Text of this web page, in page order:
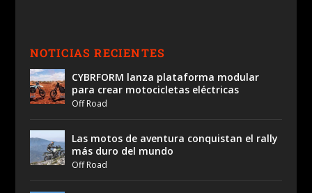
NOTICIAS RECIENTES
CYBRFORM lanza plataforma modular
para crear motocicletas eléctricas
Off Road
Las motos de aventura conquistan el rally
más duro del mundo
Off Road